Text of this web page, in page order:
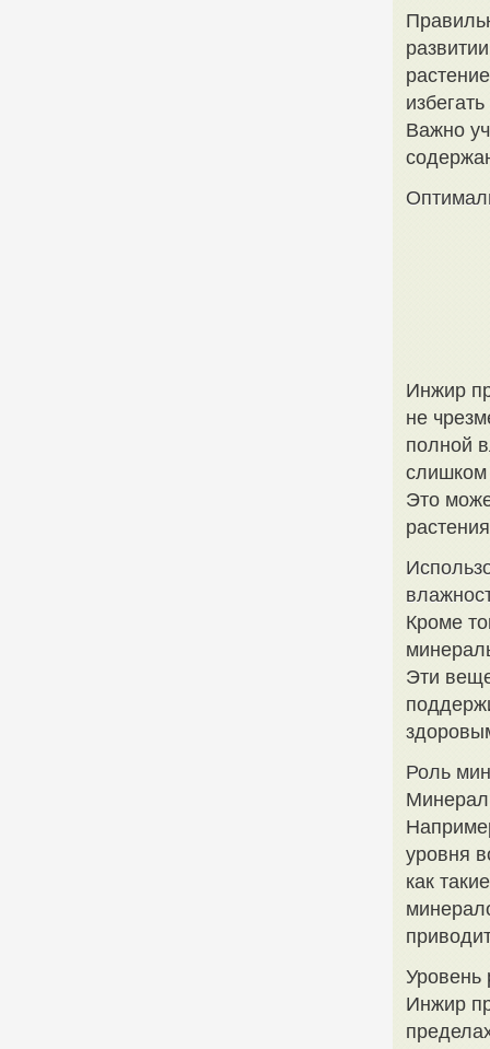
Важно
Инжир
не
полной
слишком
Это
Кроме
Эти
Роль
уровня
как
Уровень
Инжир